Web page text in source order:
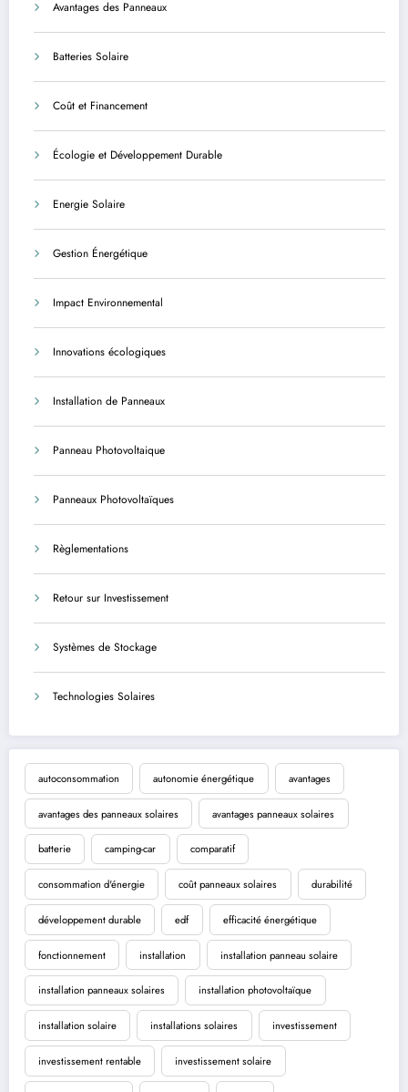
Avantages des Panneaux
Batteries Solaire
Coût et Financement
Écologie et Développement Durable
Energie Solaire
Gestion Énergétique
Impact Environnemental
Innovations écologiques
Installation de Panneaux
Panneau Photovoltaique
Panneaux Photovoltaïques
Règlementations
Retour sur Investissement
Systèmes de Stockage
Technologies Solaires
autoconsommation autonomie énergétique avantages
avantages des panneaux solaires avantages panneaux solaires
batterie camping-car comparatif
consommation d'énergie coût panneaux solaires durabilité
développement durable edf efficacité énergétique
fonctionnement installation installation panneau solaire
installation panneaux solaires installation photovoltaïque
installation solaire installations solaires investissement
investissement rentable investissement solaire